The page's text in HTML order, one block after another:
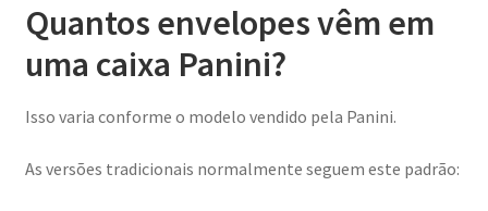
Quantos envelopes vêm em
uma caixa Panini?
Isso varia conforme o modelo vendido pela Panini.
As versões tradicionais normalmente seguem este padrão: